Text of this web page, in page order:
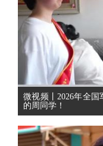
微视频丨2026年全
的周同学！